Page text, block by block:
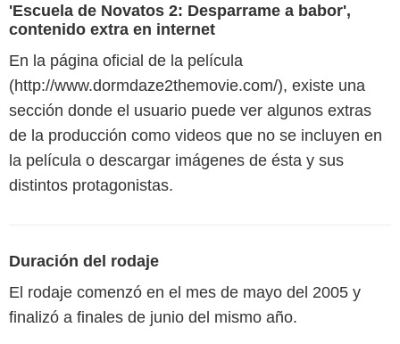
'Escuela de Novatos 2: Desparrame a babor',
contenido extra en internet
En la página oficial de la película
(http://www.dormdaze2themovie.com/), existe una
sección donde el usuario puede ver algunos extras
de la producción como videos que no se incluyen en
la película o descargar imágenes de ésta y sus
distintos protagonistas.
Duración del rodaje
El rodaje comenzó en el mes de mayo del 2005 y
finalizó a finales de junio del mismo año.